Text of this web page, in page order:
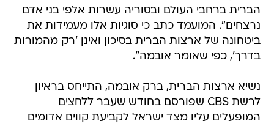
הברית ברחבי העולם ובסוריה עשרות אלפי בני אדם
נרצחים". המועמד כתב כי סוגיות אלו מעמידות את
ביטחונה של ארצות הברית בסיכון ואינן 'רק מהמורות
בדרך', כפי שאומר אובמה".
נשיא ארצות הברית, ברק אובמה, התייחס בראיון
לרשת CBS שפורסם בחודש שעבר ללחצים
המופעלים עליו מצד ישראל לקביעת קווים אדומים